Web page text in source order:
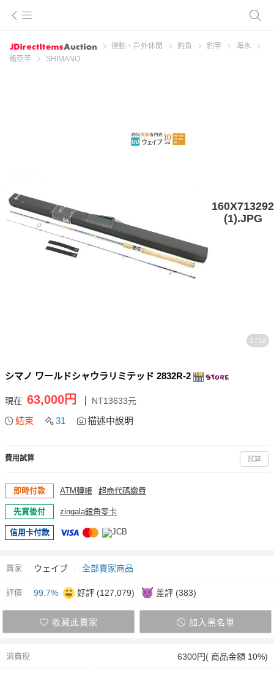
運動、戶外休閒 釣魚 釣竿
海水
路亞竿
SHIMANO
1 / 10
160X713292
(1).JPG
シマノ ワールドシャウラリミテッド 2832R-2
現在 63,000円 NT13633元
結束 31 描述中說明
費用試算 試算
即時付款 ATM轉帳 超商代碼繳費
先買後付 zingala銀角零卡
信用卡付款
賣家 ウェイブ 全部賣家商品
評價 99.7% 好評 (127,079) 差評 (383)
收藏此賣家 加入黑名單
消費稅 6300円( 商品金額 10%)